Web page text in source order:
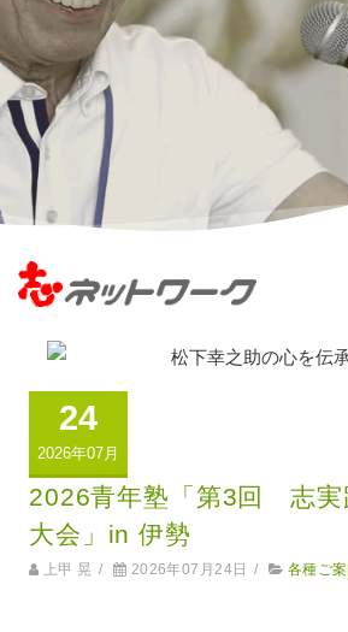
24
2026年07月
2026青年塾「第3回 志実
大会」in 伊勢
上甲 晃 / 2026年07月24日 / 各種ご案